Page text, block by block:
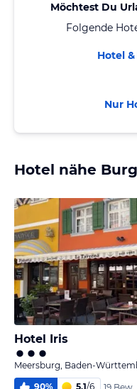
Möchtest Du
Folgende
Hotel
Nur
Hotel nähe
Hotel Iris
Meersburg, Baden-
90% 5,1/6 19 Bew.